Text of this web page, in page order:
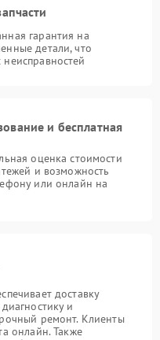
гарантия на
детали, что
и бесплатная
оценка стоимости
и возможность
или онлайн на
доставку
и
ремонт. Клиенты
онлайн. Также